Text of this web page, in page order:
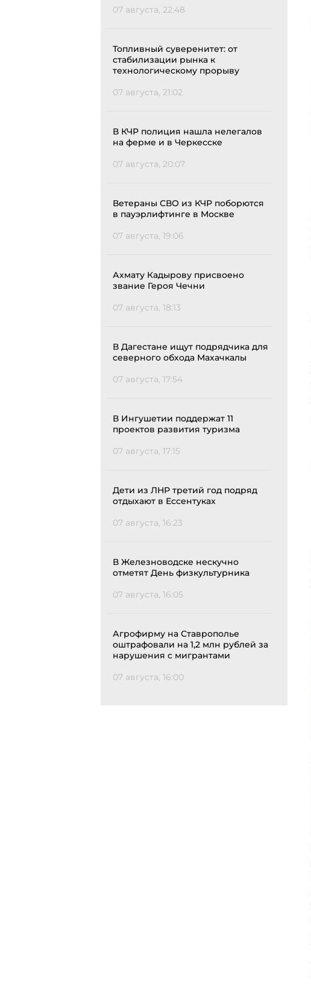
07 августа, 22:48
Топливный суверенитет: от
стабилизации рынка к
технологическому прорыву
07 августа, 21:02
В КЧР полиция нашла нелегалов
на ферме и в Черкесске
07 августа, 20:07
Ветераны СВО из КЧР поборются
в пауэрлифтинге в Москве
07 августа, 19:06
Ахмату Кадырову присвоено
звание Героя Чечни
07 августа, 18:13
В Дагестане ищут подрядчика для
северного обхода Махачкалы
07 августа, 17:54
В Ингушетии поддержат 11
проектов развития туризма
07 августа, 17:15
Дети из ЛНР третий год подряд
отдыхают в Ессентуках
07 августа, 16:23
В Железноводске нескучно
отметят День физкультурника
07 августа, 16:05
Агрофирму на Ставрополье
оштрафовали на 1,2 млн рублей за
нарушения с мигрантами
07 августа, 16:00